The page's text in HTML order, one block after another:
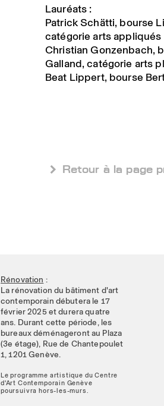
Lauréats :
Patrick Schätti, bourse
catégorie arts appliqués
Christian Gonzenbach,
Galland, catégorie arts
Beat Lippert, bourse
 Retour à la page
Rénovation :
La rénovation du bâtiment d'art
contemporain débutera le 17
février 2025 et durera quatre
ans. Durant cette période, les
bureaux déménageront au Plaza
(3e étage), Rue de Chantepoulet
1, 1201 Genève.
Le programme artistique du Centre
d'Art Contemporain Genève
poursuivra hors-les-murs.